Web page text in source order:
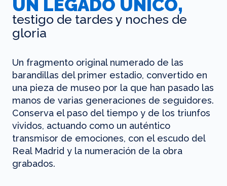
UN LEGADO ÚNICO,
testigo de tardes y noches de
gloria
Un fragmento original numerado de las
barandillas del primer estadio, convertido en
una pieza de museo por la que han pasado las
manos de varias generaciones de seguidores.
Conserva el paso del tiempo y de los triunfos
vividos, actuando como un auténtico
transmisor de emociones, con el escudo del
Real Madrid y la numeración de la obra
grabados.